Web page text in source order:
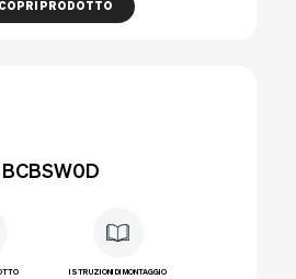
PRODOTTO
BCBSW0D
ISTRUZIONI DI MONTAGGIO